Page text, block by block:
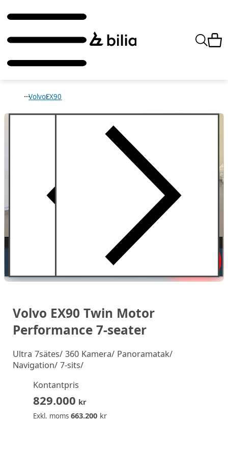
VolvoEX90
Volvo EX90 Twin Motor
Performance 7-seater
Ultra 7sätes/ 360 Kamera/ Panoramatak/
Navigation/ 7-sits/
Kontantpris
829.000 kr
Exkl. moms 663.200kr